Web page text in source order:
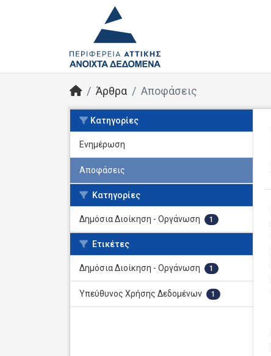
Άρθρα Αποφάσεις
Κατηγορίες
Ενημέρωση
Αποφάσεις
Κατηγορίες
Δημόσια Διοίκηση - Οργάνωση 1
Ετικέτες
Δημόσια Διοίκηση - Οργάνωση 1
Υπεύθυνος Χρήσης Δεδομένων 1